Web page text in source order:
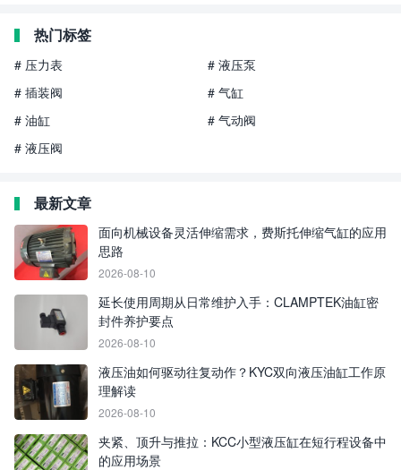
热门标签
# 压力表
# 液压泵
# 插装阀
# 气缸
# 油缸
# 气动阀
# 液压阀
最新文章
面向机械设备灵活伸缩需求，费斯托伸缩气缸的应用
思路
2026-08-10
延长使用周期从日常维护入手：CLAMPTEK油缸密
封件养护要点
2026-08-10
液压油如何驱动往复动作？KYC双向液压油缸工作原
理解读
2026-08-10
夹紧、顶升与推拉：KCC小型液压缸在短行程设备中
的应用场景